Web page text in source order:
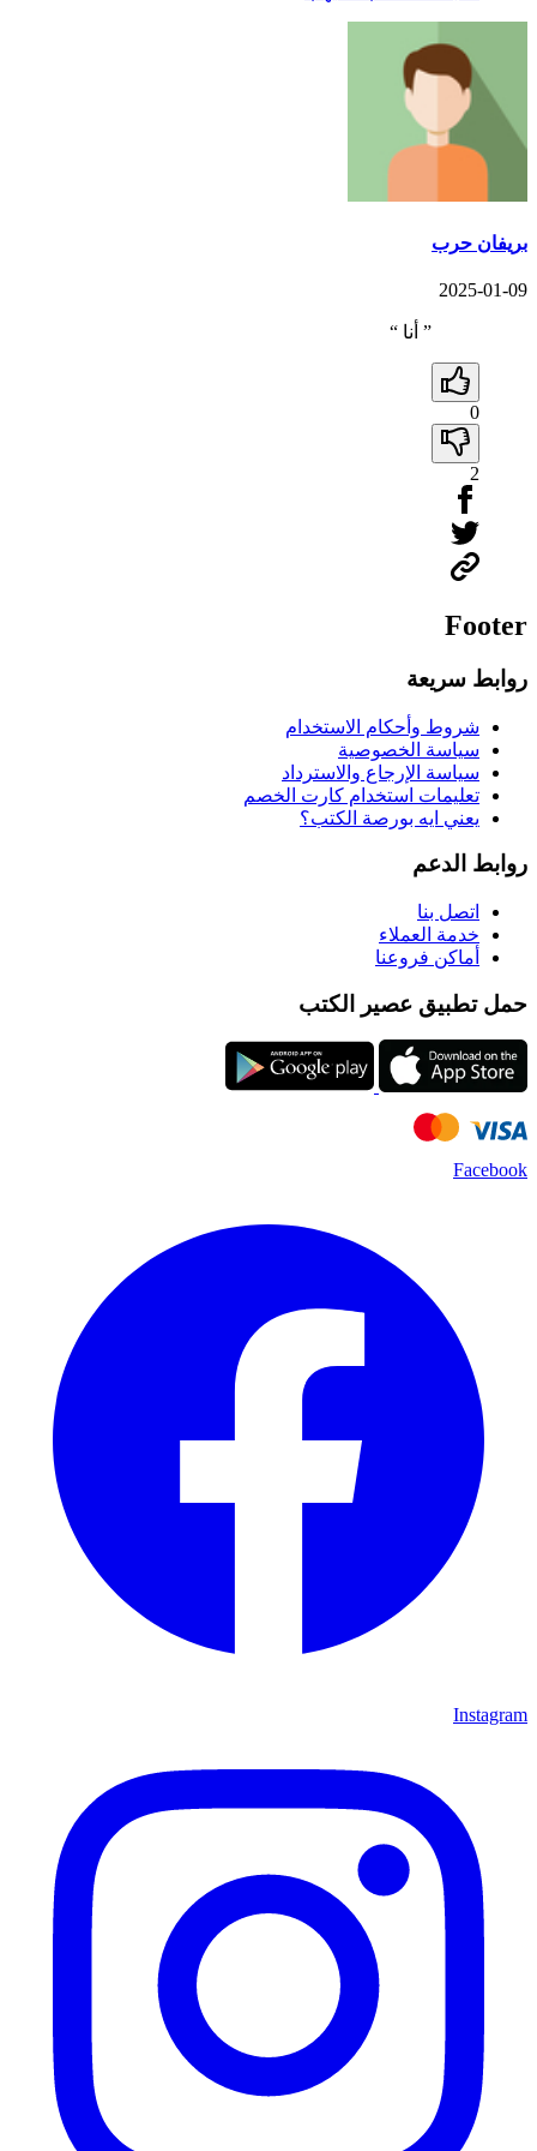
بريفان حرب
2025-01-09
” أنا “
0
2
Footer
روابط سريعة
شروط وأحكام الاستخدام
سياسة الخصوصية
سياسة الإرجاع والاسترداد
تعليمات استخدام كارت الخصم
يعني ايه بورصة الكتب؟
روابط الدعم
اتصل بنا
خدمة العملاء
أماكن فروعنا
حمل تطبيق عصير الكتب
Facebook
Instagram